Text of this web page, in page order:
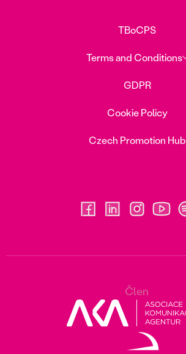
TBoCPS
Terms and Conditions
GDPR
Cookie Policy
Czech Promotion Hub
Člen